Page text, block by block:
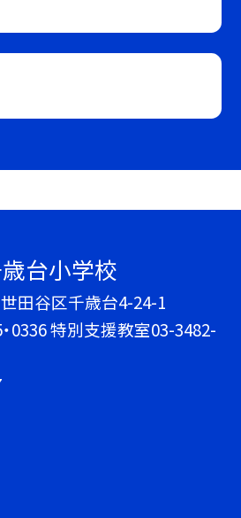
台小学校
田谷区千歳台4-24-1
0336 特別支援教室03-3482-